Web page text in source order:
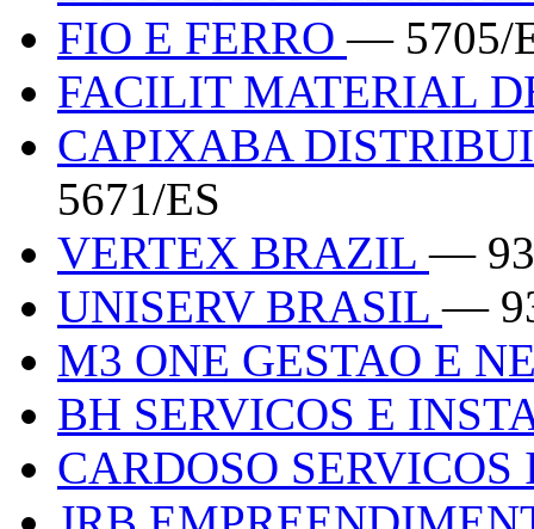
FIO E FERRO— 5705/
FACILIT MATERIAL
CAPIXABA
5671/ES
VERTEX BRAZIL—
UNISERV BRASIL—
M3 ONE GESTAO E
BH SERVICOS E
CARDOSO